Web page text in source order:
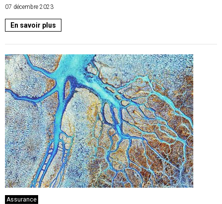
07 décembre 2023
En savoir plus
Assurance